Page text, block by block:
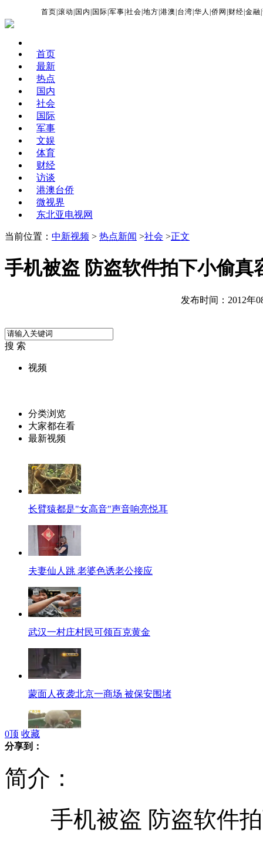
首页 |滚动 国内 国际 |军事 |社会 |地方 |港澳 台湾 |华人 |侨网 财经 |金融 |
首页
最新
热点
国内
社会
国际
军事
文娱
体育
财经
访谈
港澳台侨
微视界
东北亚电视网
当前位置： 中新视频 > 热点新闻 >社会 >正文
手机被盗 防盗软件拍下小偷真
发布时间：2012年
搜 索
视频
分类浏览
大家都在看
最新视频
长臂猿都是"女高音"声音响亮悦耳
夫妻仙人跳 老婆色诱老公接应
武汉一村庄村民可领百克黄金
蒙面人夜袭北京一商场 被保安围堵
实拍水泥罐车红灯前失控 连撞8车
0顶 收藏
分享到：
简介：
手机被盗 防盗软件拍